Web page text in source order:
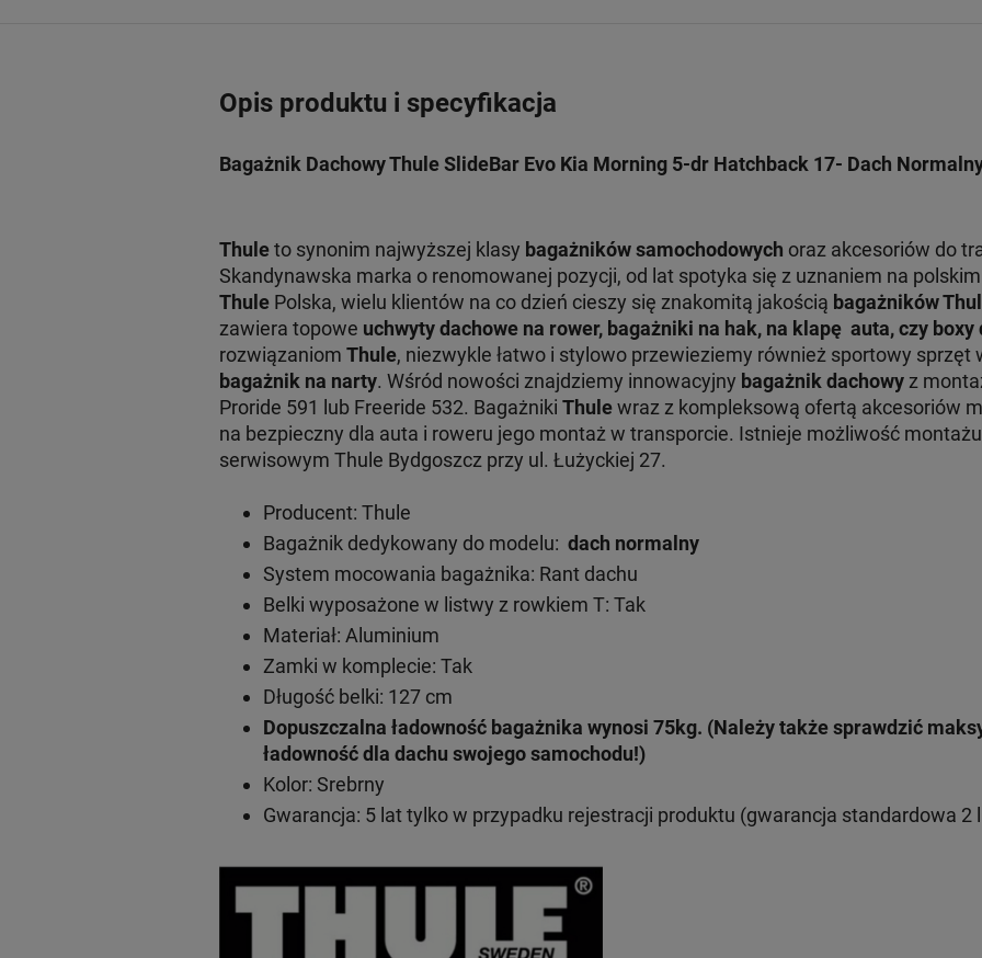
Opis produktu i specyfikacja
Bagażnik Dachowy Thule SlideBar Evo Kia Morning 5-dr Hatchback 17- Dach
Thuleto synonim najwyższej klasy bagażników samochodowych oraz akcesoriów do
Skandynawska marka o renomowanej pozycji, od lat spotyka się z uznaniem na
ThulePolska, wielu klientów na co dzień cieszy się znakomitą jakością bagażników
zawiera topowe uchwyty dachowe na rower, bagażniki na hak, na klapę auta, czy boxy
rozwiązaniom Thule, niezwykle łatwo i stylowo przewieziemy również sportowy sprzęt
bagażnik na narty. Wśród nowości znajdziemy innowacyjny bagażnik dachowyz
Proride 591 lub Freeride 532. Bagażniki Thulewraz z kompleksową ofertą akcesoriów
na bezpieczny dla auta i roweru jego montaż w transporcie. Istnieje możliwość
serwisowym Thule Bydgoszcz przy ul. Łużyckiej 27.
Producent: Thule
Bagażnik dedykowany do modelu: dach normalny
System mocowania bagażnika: Rant dachu
Belki wyposażone w listwy z rowkiem T: Tak
Materiał: Aluminium
Zamki w komplecie: Tak
Długość belki: 127 cm
Dopuszczalna ładowność bagażnika wynosi 75kg. (Należy także sprawdzić
ładowność dla dachu swojego samochodu!)
Kolor: Srebrny
Gwarancja: 5 lat tylko w przypadku rejestracji produktu (gwarancja standardowa 2